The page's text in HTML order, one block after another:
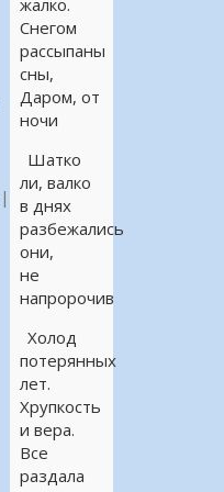
жалко.
Снегом
рассыпаны
сны,
Даром, от
ночи
Шатко
ли, валко
в днях
разбежались
они,
не
напророчив
Холод
потерянных
лет.
Хрупкость
и вера.
Все
раздала
|